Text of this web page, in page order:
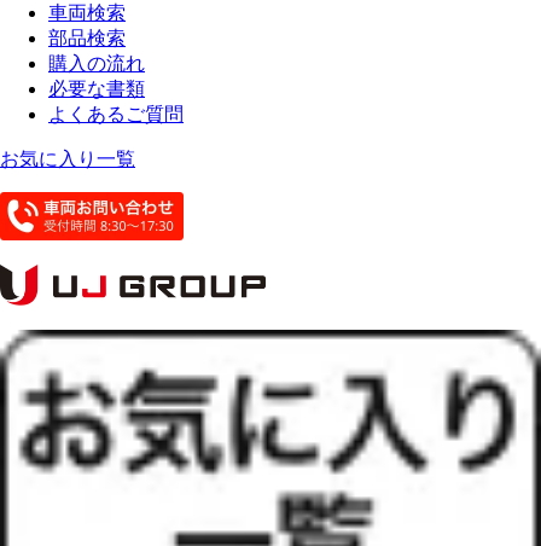
車両検索
部品検索
購入の流れ
必要な書類
よくあるご質問
お気に入り一覧